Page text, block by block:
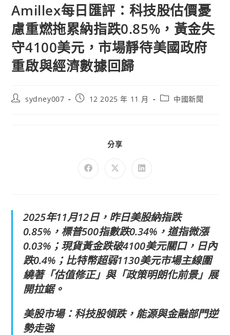
Amillex每日匯評：科技股估價憂
慮重燃拖累納指跌0.85%，黃金失
守4100美元，市場靜待美國政府
重啟與經濟數據回歸
sydney007 12 2025 年 11 月 中國新聞
分享
2025年11月12日，昨日美股納指跌
0.85%，標普500指數跌0.34%，道指微漲
0.03%；現貨黃金跌破4100美元關口，日內
跌0.4%；比特幣超弱1130美元市場主線圍
繞著「估值修正」與「政策明朗化前景」展
開拉鋸。
美股市場：科技股領跌，能源與金融部門逆
勢走強